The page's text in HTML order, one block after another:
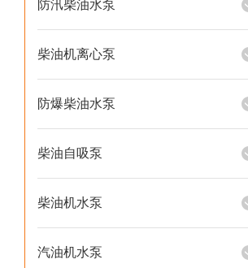
防汛柴油水泵
柴油机离心泵
防爆柴油水泵
柴油自吸泵
柴油机水泵
汽油机水泵